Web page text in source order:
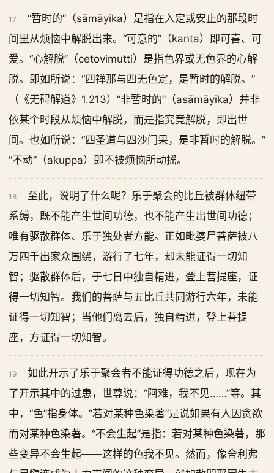
17
“暂时的”（sāmāyika）是指在入定或安止的那段时
间里从烦恼中解脱出来。“可意的”（kanta）即可喜、可
爱。“心解脱”（cetovimutti）是指色界或无色界的心解
脱。即如所说：“四禅那与四无色定，是暂时的解脱。”
（《无碍解道》1.213）“非暂时的”（asāmāyika）并非
依某个时段从烦恼中解脱，而是指究竟解脱，即出世
间。也如所说：“四圣道与四沙门果，是非暂时的解脱。”
“不动”（akuppa）即不被烦恼所动摇。
18
至此，说明了什么呢？乐于聚会的比丘被群体纽带
系缚，既不能产生世间功德，也不能产生出世间功德；
唯有驱散群体、乐于独处者方能。正如毗婆尸菩萨被八
万四千出家众围绕，游行了七年，却未能证得一切知
智；驱散群体后，于七日中独自精进，登上菩提座，证
得一切知智。我们的菩萨与五比丘共同游行六年，未能
证得一切知智；当他们离去后，独自精进，登上菩提
座，方证得一切知智。
19
如此开示了乐于聚会者不能证得功德之后，现在为
了开示其中的过患，世尊说：“阿难，我不见……”等。其
中，“色”指身体。“若对某种色染著”是说如果有人因贪欲
而对某种色染著。“不会生起”是指：若对某种色染著，那
些变异不会生起——这样的色我不见。然而，像舍利弗